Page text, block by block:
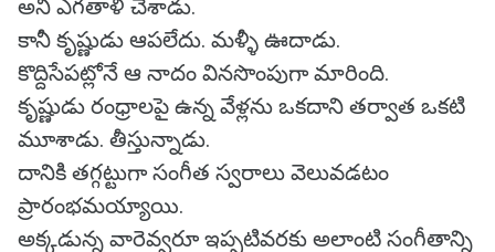
అని ఎగతాళి చేశాడు.
కానీ కృష్ణుడు ఆపలేదు. మళ్ళీ ఊదాడు.
కొద్దిసేపట్లోనే ఆ నాదం వినసొంపుగా మారింది.
కృష్ణుడు రంధ్రాలపై ఉన్న వేళ్లను ఒకదాని తర్వాత ఒకటి
మూశాడు. తీస్తున్నాడు.
దానికి తగ్గట్టుగా సంగీత స్వరాలు వెలువడటం
ప్రారంభమయ్యాయి.
అక్కడున్న వారెవ్వరూ ఇప్పటివరకు అలాంటి సంగీతాన్ని